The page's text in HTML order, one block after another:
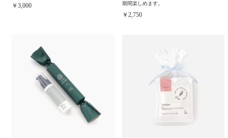
￥3,000
期間楽しめます。
￥2,750